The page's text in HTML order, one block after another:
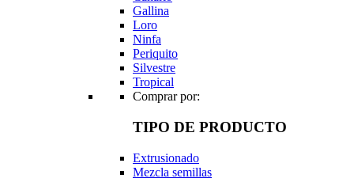
Gallina
Loro
Ninfa
Periquito
Silvestre
Tropical
Comprar por:
TIPO DE PRODUCTO
Extrusionado
Mezcla semillas